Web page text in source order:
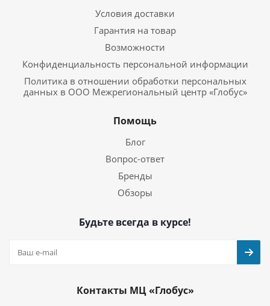
Условия доставки
Гарантия на товар
Возможности
Конфиденциальность персональной информации
Политика в отношении обработки персональных
данных в ООО Межрегиональный центр «Глобус»
Помощь
Блог
Вопрос-ответ
Бренды
Обзоры
Будьте всегда в курсе!
Контакты МЦ «Глобус»